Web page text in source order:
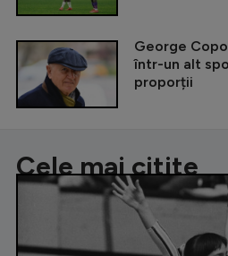
George
într-un alt
proporții
Cele mai citite